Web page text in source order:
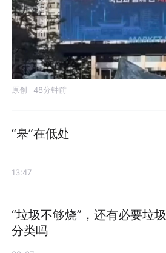
原创 48分钟前
“皋”在低处
13:47
“垃圾不够烧”，还有必要垃圾
分类吗